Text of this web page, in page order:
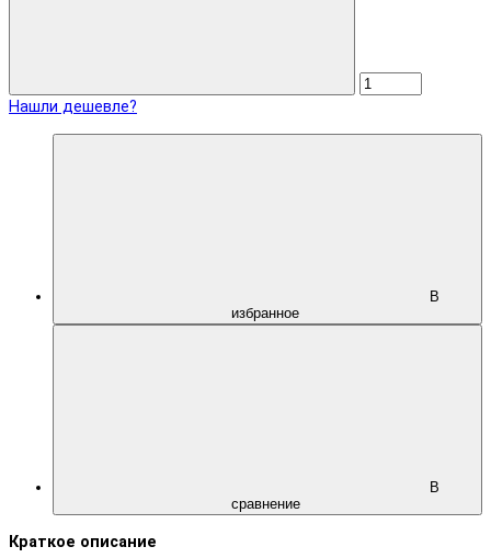
Нашли дешевле?
В
избранное
В
сравнение
Краткое описание